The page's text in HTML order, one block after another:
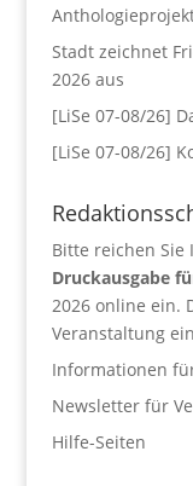
Stadt zeichnet
2026 aus
[LiSe 07-08/26]
[LiSe 07-08/26]
Bitte reichen
Druckausgabe
2026 online ein.
Veranstaltung
Informationen
Newsletter für
Hilfe-Seiten